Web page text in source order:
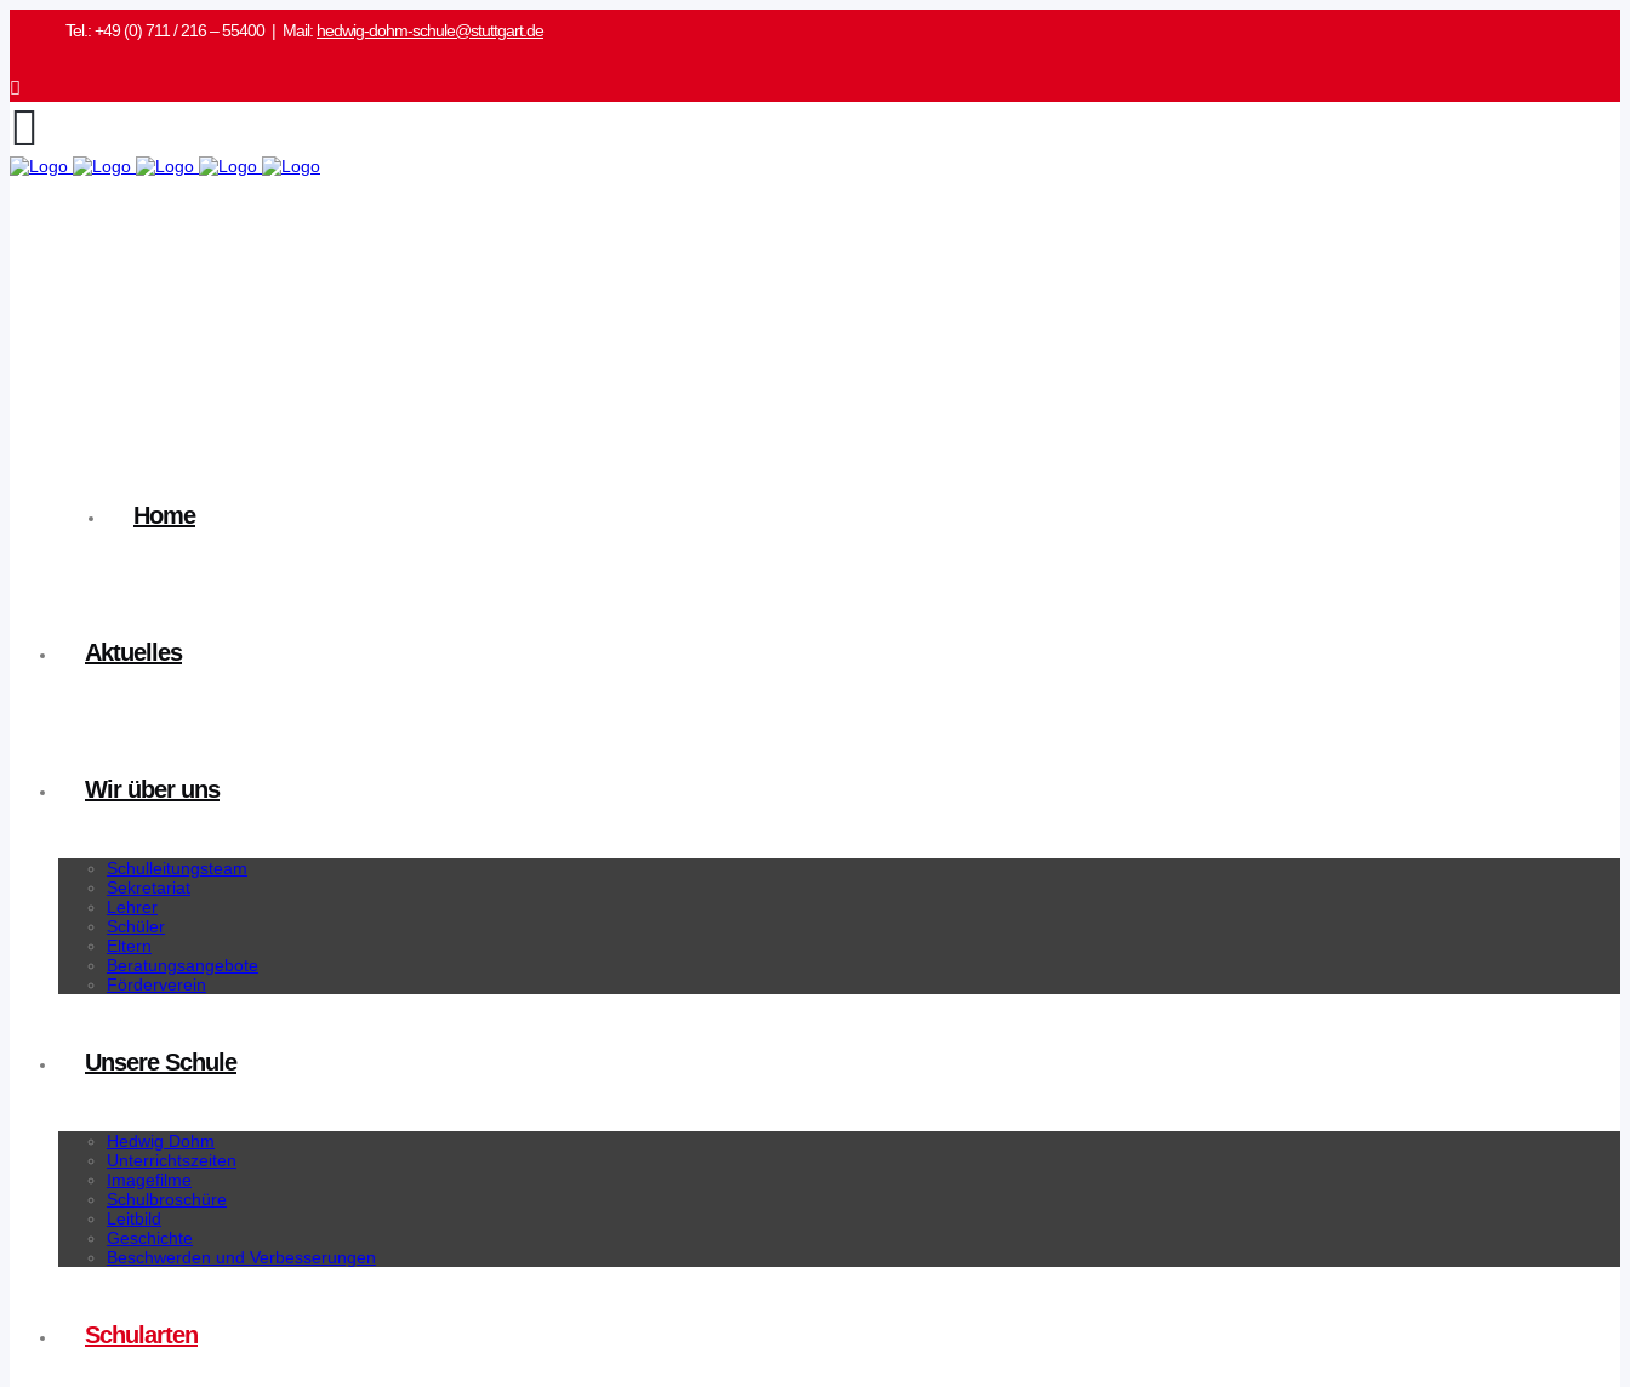
Tel.: +49 (0) 711 / 216 – 55400 | Mail: hedwig-dohm-schule@stuttgart.de
Home
Aktuelles
Wir über uns
Schulleitungsteam
Sekretariat
Lehrer
Schüler
Eltern
Beratungsangebote
Förderverein
Unsere Schule
Hedwig Dohm
Unterrichtszeiten
Imagefilme
Schulbroschüre
Leitbild
Geschichte
Beschwerden und Verbesserungen
Schularten